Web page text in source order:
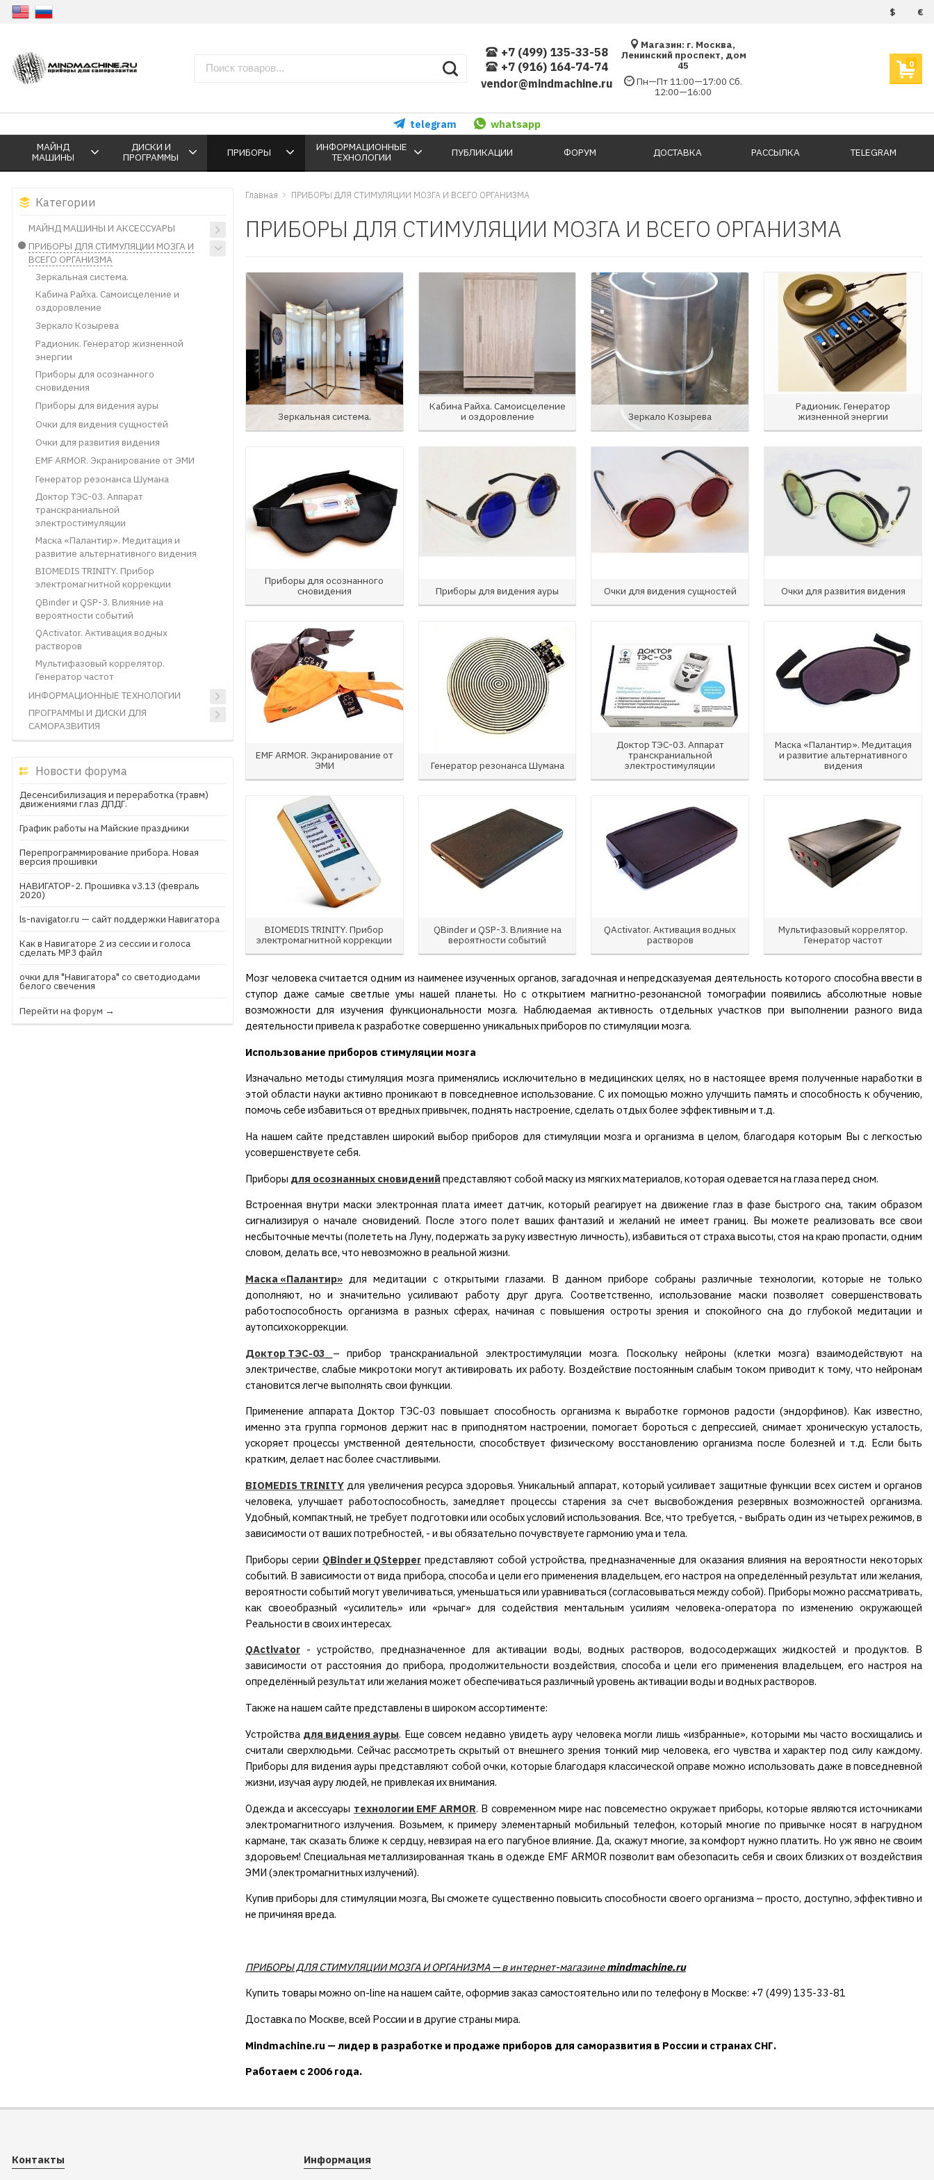
$ €
+7 (499) 135-33-58
+7 (916) 164-74-74
vendor@mindmachine.ru
Магазин: г. Москва,
Ленинский проспект, дом
45
Пн—Пт 11:00—17:00 Сб.
12:00—16:00
0
telegram whatsapp
МАЙНД
МАШИНЫ
ДИСКИ И
ПРОГРАММЫ
ПРИБОРЫ
ИНФОРМАЦИОННЫЕ
ТЕХНОЛОГИИ
ПУБЛИКАЦИИ ФОРУМ ДОСТАВКА РАССЫЛКА TELEGRAM
Категории
МАЙНД МАШИНЫ И АКСЕССУАРЫ
ПРИБОРЫ ДЛЯ СТИМУЛЯЦИИ МОЗГА И
ВСЕГО ОРГАНИЗМА
Зеркальная система.
Кабина Райха. Самоисцеление и
оздоровление
Зеркало Козырева
Радионик. Генератор жизненной
энергии
Приборы для осознанного
сновидения
Приборы для видения ауры
Очки для видения сущностей
Очки для развития видения
EMF ARMOR. Экранирование от ЭМИ
Генератор резонанса Шумана
Доктор ТЭС-03. Аппарат
транскраниальной
электростимуляции
Маска «Палантир». Медитация и
развитие альтернативного видения
BIOMEDIS TRINITY. Прибор
электромагнитной коррекции
QBinder и ​QSP-3. Влияние на
вероятности событий
QActivator. Активация водных
растворов
Мультифазовый коррелятор.
Генератор частот
ИНФОРМАЦИОННЫЕ ТЕХНОЛОГИИ
ПРОГРАММЫ И ДИСКИ ДЛЯ
САМОРАЗВИТИЯ
Новости форума
Десенсибилизация и переработка (травм)
движениями глаз ДПДГ.
График работы на Майские праздники
Перепрограммирование прибора. Новая
версия прошивки
НАВИГАТОР-2. Прошивка v3.13 (февраль
2020)
ls-navigator.ru — сайт поддержки Навигатора
Как в Навигаторе 2 из сессии и голоса
сделать МР3 файл
очки для "Навигатора" со светодиодами
белого свечения
Перейти на форум →
Главная ПРИБОРЫ ДЛЯ СТИМУЛЯЦИИ МОЗГА И ВСЕГО ОРГАНИЗМА
ПРИБОРЫ ДЛЯ СТИМУЛЯЦИИ МОЗГА И ВСЕГО ОРГАНИЗМА
Зеркальная система.
Кабина Райха. Самоисцеление
и оздоровление
Зеркало Козырева
Радионик. Генератор
жизненной энергии
Приборы для осознанного
сновидения
Приборы для видения ауры Очки для видения сущностей Очки для развития видения
EMF ARMOR. Экранирование от
ЭМИ
Генератор резонанса Шумана
Доктор ТЭС-03. Аппарат
транскраниальной
электростимуляции
Маска «Палантир». Медитация
и развитие альтернативного
видения
BIOMEDIS TRINITY. Прибор
электромагнитной коррекции
QBinder и ​QSP-3. Влияние на
вероятности событий
QActivator. Активация водных
растворов
Мультифазовый коррелятор.
Генератор частот
Мозг человека считается одним из наименее изученных органов, загадочная и непредсказуемая деятельность которого способна ввести в
ступор даже самые светлые умы нашей планеты. Но с открытием магнитно-резонансной томографии появились абсолютные новые
возможности для изучения функциональности мозга. Наблюдаемая активность отдельных участков при выполнении разного вида
деятельности привела к разработке совершенно уникальных приборов по стимуляции мозга.
Использование приборов стимуляции мозга
Изначально методы стимуляция мозга применялись исключительно в медицинских целях, но в настоящее время полученные наработки в
этой области науки активно проникают в повседневное использование. С их помощью можно улучшить память и способность к обучению,
помочь себе избавиться от вредных привычек, поднять настроение, сделать отдых более эффективным и т.д.
На нашем сайте представлен широкий выбор приборов для стимуляции мозга и организма в целом, благодаря которым Вы с легкостью
усовершенствуете себя.
Приборы для осознанных сновидений представляют собой маску из мягких материалов, которая одевается на глаза перед сном.
Встроенная внутри маски электронная плата имеет датчик, который реагирует на движение глаз в фазе быстрого сна, таким образом
сигнализируя о начале сновидений. После этого полет ваших фантазий и желаний не имеет границ. Вы можете реализовать все свои
несбыточные мечты (полететь на Луну, подержать за руку известную личность), избавиться от страха высоты, стоя на краю пропасти, одним
словом, делать все, что невозможно в реальной жизни.
Маска «Палантир» для медитации с открытыми глазами. В данном приборе собраны различные технологии, которые не только
дополняют, но и значительно усиливают работу друг друга. Соответственно, использование маски позволяет совершенствовать
работоспособность организма в разных сферах, начиная с повышения остроты зрения и спокойного сна до глубокой медитации и
аутопсихокоррекции.
Доктор ТЭС-03
– прибор транскраниальной электростимуляции мозга. Поскольку нейроны (клетки мозга) взаимодействуют на
электричестве, слабые микротоки могут активировать их работу. Воздействие постоянным слабым током приводит к тому, что нейронам
становится легче выполнять свои функции.
Применение аппарата Доктор ТЭС-03 повышает способность организма к выработке гормонов радости (эндорфинов). Как известно,
именно эта группа гормонов держит нас в приподнятом настроении, помогает бороться с депрессией, снимает хроническую усталость,
ускоряет процессы умственной деятельности, способствует физическому восстановлению организма после болезней и т.д. Если быть
кратким, делает нас более счастливыми.
BIOMEDIS TRINITY для увеличения ресурса здоровья. Уникальный аппарат, который усиливает защитные функции всех систем и органов
человека, улучшает работоспособность, замедляет процессы старения за счет высвобождения резервных возможностей организма.
Удобный, компактный, не требует подготовки или особых условий использования. Все, что требуется, - выбрать один из четырех режимов, в
зависимости от ваших потребностей, - и вы обязательно почувствуете гармонию ума и тела.
Приборы серии QBinder и QStepper представляют собой устройства, предназначенные для оказания влияния на вероятности некоторых
событий. В зависимости от вида прибора, способа и цели его применения владельцем, его настроя на определённый результат или желания,
вероятности событий могут увеличиваться, уменьшаться или уравниваться (согласовываться между собой). Приборы можно рассматривать,
как своеобразный «усилитель» или «рычаг» для содействия ментальным усилиям человека-оператора по изменению окружающей
Реальности в своих интересах.
QActivator- устройство, предназначенное для активации воды, водных растворов, водосодержащих жидкостей и продуктов. В
зависимости от расстояния до прибора, продолжительности воздействия, способа и цели его применения владельцем, его настроя на
определённый результат или желания может обеспечиваться различный уровень активации воды и водных растворов.
Также на нашем сайте представлены в широком ассортименте:
Устройства для видения ауры. Еще совсем недавно увидеть ауру человека могли лишь «избранные», которыми мы часто восхищались и
считали сверхлюдьми. Сейчас рассмотреть скрытый от внешнего зрения тонкий мир человека, его чувства и характер под силу каждому.
Приборы для видения ауры представляют собой очки, которые благодаря классической оправе можно использовать даже в повседневной
жизни, изучая ауру людей, не привлекая их внимания.
Одежда и аксессуары технологии EMF ARMOR. В современном мире нас повсеместно окружает приборы, которые являются источниками
электромагнитного излучения. Возьмем, к примеру элементарный мобильный телефон, который многие по привычке носят в нагрудном
кармане, так сказать ближе к сердцу, невзирая на его пагубное влияние. Да, скажут многие, за комфорт нужно платить. Но уж явно не своим
здоровьем! Специальная металлизированная ткань в одежде EMF ARMOR позволит вам обезопасить себя и своих близких от воздействия
ЭМИ (электромагнитных излучений).
Купив приборы для стимуляции мозга, Вы сможете существенно повысить способности своего организма – просто, доступно, эффективно и
не причиняя вреда.
ПРИБОРЫ ДЛЯ СТИМУЛЯЦИИ МОЗГА И ОРГАНИЗМА — в интернет-магазинеmindmachine.ru
Купить товары можно on-line на нашем сайте, оформив заказ самостоятельно или по телефону в Москве: +7 (499) 135-33-81
Доставка по Москве, всей России и в другие страны мира.
Mindmachine.ru — лидер в разработке и продаже приборов для саморазвития в России и странах СНГ.
Работаем с 2006 года.
Контакты Информация